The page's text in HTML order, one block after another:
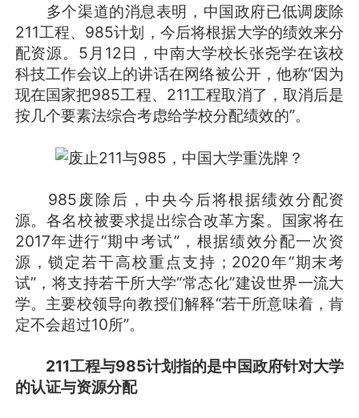
多个渠道的消息表明，中国政府已低调废除
211工程、985计划，今后将根据大学的绩效来分
配资源。5月12日，中南大学校长张尧学在该校
科技工作会议上的讲话在网络被公开，他称“因为
现在国家把985工程、211工程取消了，取消后是
按几个要素法综合考虑给学校分配绩效的”。
985废除后，中央今后将根据绩效分配资
源。各名校被要求提出综合改革方案。国家将在
2017年进行“期中考试”，根据绩效分配一次资
源，锁定若干高校重点支持；2020年“期末考
试”，将支持若干所大学“常态化”建设世界一流大
学。主要校领导向教授们解释“若干所意味着，肯
定不会超过10所”。
211工程与985计划指的是中国政府针对大学
的认证与资源分配